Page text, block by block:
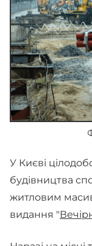
У Києві
будівництва
житловим
видання "